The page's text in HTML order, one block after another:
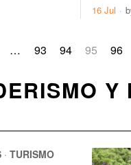
16 Jul
… 93 94 95 96
· TURISMO